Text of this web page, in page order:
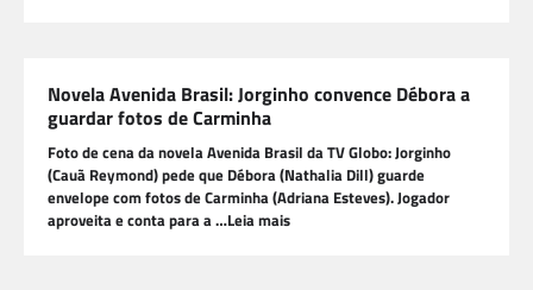
Novela Avenida Brasil: Jorginho convence Débora a
guardar fotos de Carminha
Foto de cena da novela Avenida Brasil da TV Globo: Jorginho
(Cauã Reymond) pede que Débora (Nathalia Dill) guarde
envelope com fotos de Carminha (Adriana Esteves). Jogador
aproveita e conta para a …Leia mais